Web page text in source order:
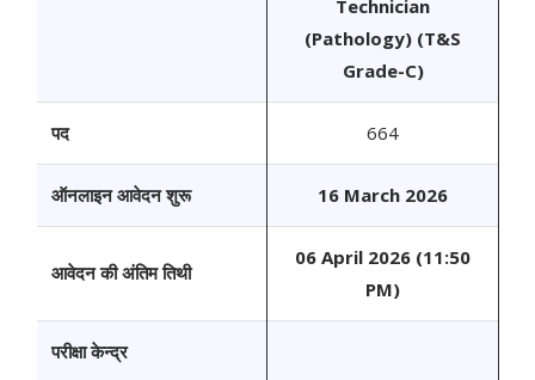
Technician
(Pathology) (T&S
Grade-C)
पद 664
ऑनलाइन आवेदन शुरू 16 March 2026
आवेदन की अंतिम तिथी
06 April 2026 (11:50
PM)
परीक्षा केन्द्र